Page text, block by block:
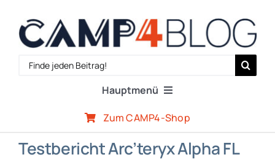
Inhalt
springen
Search
Hauptmenü
Reiseberichte
Zum CAMP4-Shop
Testbericht Arc’teryx Alpha FL